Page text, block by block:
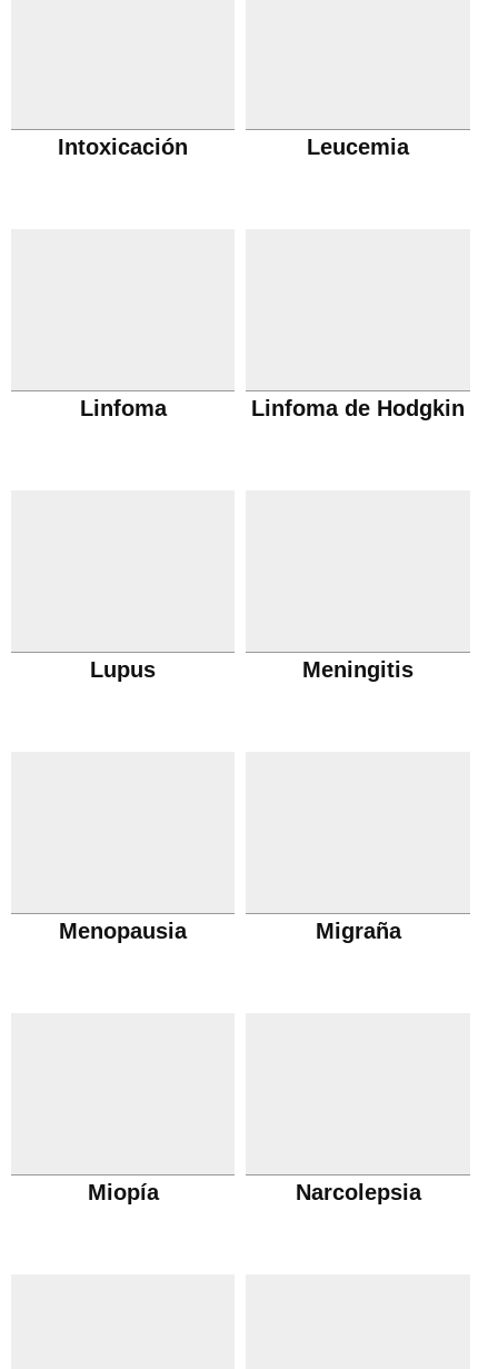
Intoxicación Leucemia
Linfoma Linfoma de Hodgkin
Lupus Meningitis
Menopausia Migraña
Miopía Narcolepsia